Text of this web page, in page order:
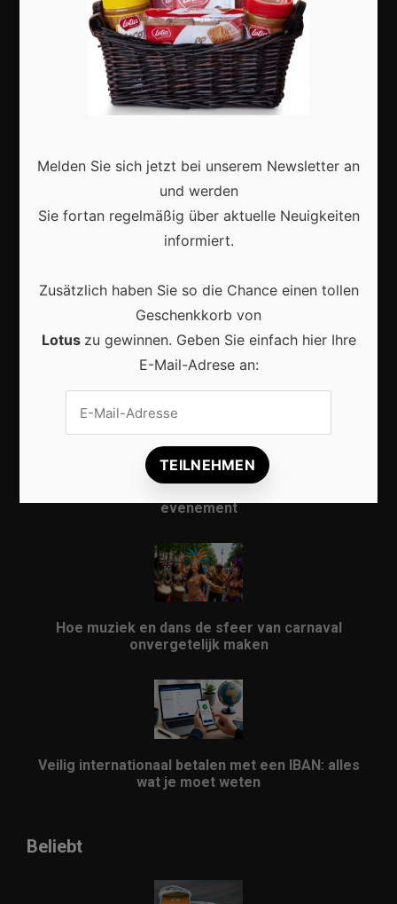
Karneval in Deutschland: Traditionen, Kostüme und
moderne Feierkultur
Karneval in Berlin erleben: Kreativität, Kultur und
Gemeinschaft auf einzigartige Weise entdecken
evenement
Hoe muziek en dans de sfeer van carnaval
onvergetelijk maken
Veilig internationaal betalen met een IBAN: alles
wat je moet weten
Beliebt
Melden Sie sich jetzt bei unserem Newsletter an
und werden
Sie fortan regelmäßig über aktuelle Neuigkeiten
informiert.
Zusätzlich haben Sie so die Chance einen tollen
Geschenkkorb von
Lotus zu gewinnen. Geben Sie einfach hier Ihre
E-Mail-Adrese an: